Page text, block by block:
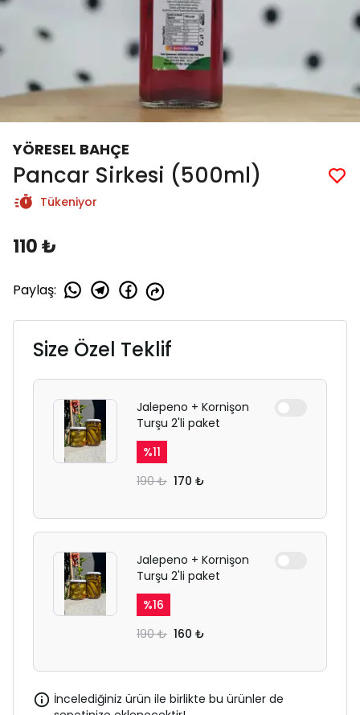
YÖRESEL BAHÇE
Pancar Sirkesi (500ml)
Tükeniyor
110 ₺
Paylaş:
Size Özel Teklif
Jalepeno + Kornişon
Turşu 2'li paket
%11
190 ₺ 170 ₺
Jalepeno + Kornişon
Turşu 2'li paket
%16
190 ₺ 160 ₺
İncelediğiniz ürün ile birlikte bu ürünler de